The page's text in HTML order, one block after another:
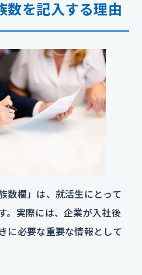
数を記入する理由
数欄」は、就活生にとって
。実際には、企業が入社後
に必要な重要な情報として